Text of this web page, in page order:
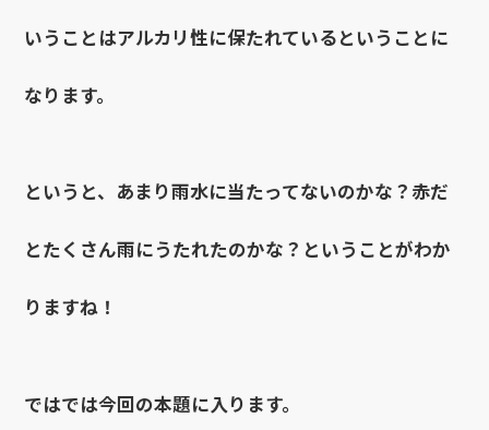
いうことはアルカリ性に保たれているということに
なります。
というと、あまり雨水に当たってないのかな？赤だ
とたくさん雨にうたれたのかな？ということがわか
りますね！
ではでは今回の本題に入ります。